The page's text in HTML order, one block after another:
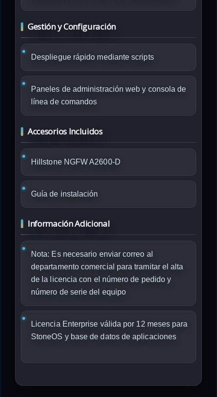
Gestión y Configuración
Despliegue rápido mediante scripts
Paneles de administración web y consola de
línea de comandos
Accesorios Incluidos
Hillstone NGFW A2600-D
Guía de instalación
Información Adicional
Nota: Es necesario enviar correo al
departamento comercial para tramitar el alta
de la licencia con el número de pedido y
número de serie del equipo
Licencia Enterprise válida por 12 meses para
StoneOS y base de datos de aplicaciones